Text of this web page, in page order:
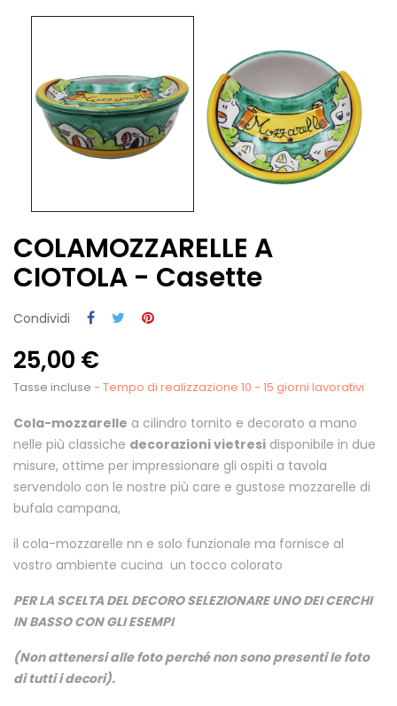
COLAMOZZARELLE A
CIOTOLA - Casette
Condividi
25,00 €
Tasse incluse - Tempo di realizzazione 10 - 15 giorni lavorativi
Cola-mozzarelle a cilindro tornito e decorato a mano
nelle più classiche decorazioni vietresi disponibile in due
misure, ottime per impressionare gli ospiti a tavola
servendolo con le nostre più care e gustose mozzarelle di
bufala campana,
il cola-mozzarelle nn e solo funzionale ma fornisce al
vostro ambiente cucina un tocco colorato
PER LA SCELTA DEL DECORO SELEZIONARE UNO DEI CERCHI
IN BASSO CON GLI ESEMPI
(Non attenersi alle foto perché non sono presenti le foto
di tutti i decori).